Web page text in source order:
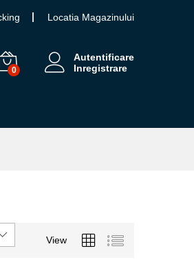
Locatia Magazinului
0
Autentificare
Inregistrare
View